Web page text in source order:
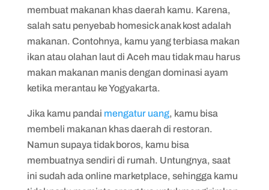
membuat makanan khas daerah kamu. Karena,
salah satu penyebab homesick anak kost adalah
makanan. Contohnya, kamu yang terbiasa makan
ikan atau olahan laut di Aceh mau tidak mau harus
makan makanan manis dengan dominasi ayam
ketika merantau ke Yogyakarta.
Jika kamu pandai mengatur uang, kamu bisa
membeli makanan khas daerah di restoran.
Namun supaya tidak boros, kamu bisa
membuatnya sendiri di rumah. Untungnya, saat
ini sudah ada online marketplace, sehingga kamu